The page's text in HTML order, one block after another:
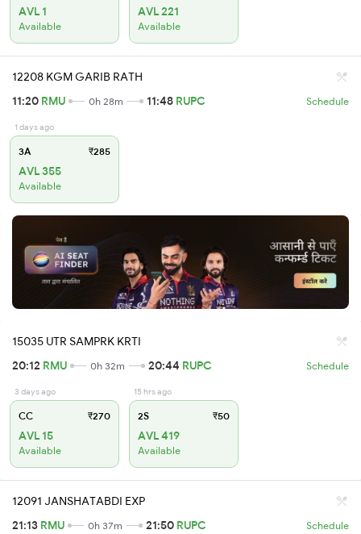
AVL 1
Available
AVL 221
Available
12208 KGM GARIB RATH
11:20 RMU 0h 28m 11:48 RUPC Schedule
1 days ago
3A ₹285
AVL 355
Available
15035 UTR SAMPRK KRTI
20:12 RMU 0h 32m 20:44 RUPC Schedule
3 days ago
CC ₹270
AVL 15
Available
15 hrs ago
2S ₹50
AVL 419
Available
12091 JANSHATABDI EXP
21:13 RMU 0h 37m 21:50 RUPC Schedule